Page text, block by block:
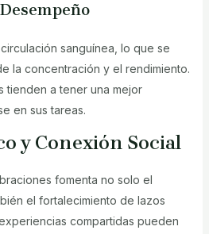
sanguínea, lo que se
la concentración y el rendimiento.
tienden a tener una mejor
en sus tareas.
y Conexión Social
fomenta no solo el
el fortalecimiento de lazos
compartidas pueden